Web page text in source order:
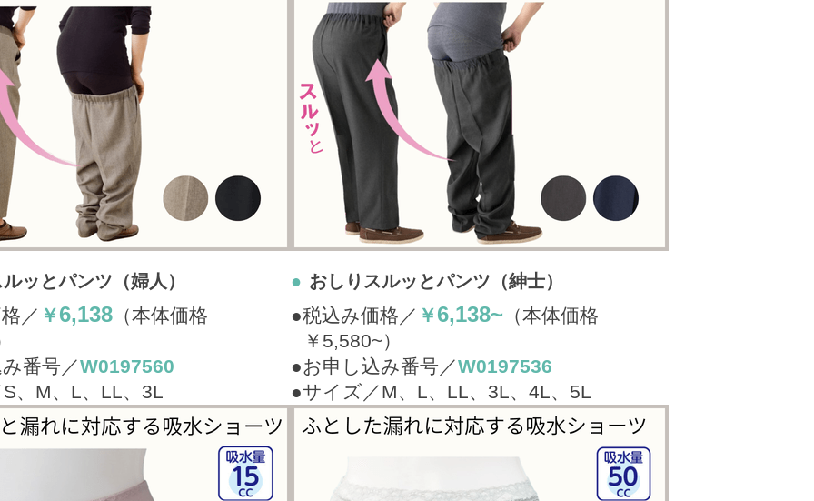
ッとパンツ（婦人）
／ ￥6,138 （本体価格
番号／W0197560
、M、L、LL、3L
● おしりスルッとパンツ（紳士）
●税込み価格／ ￥6,138~ （本体価格
￥5,580~）
●お申し込み番号／W0197536
●サイズ／M、L、LL、3L、4L、5L